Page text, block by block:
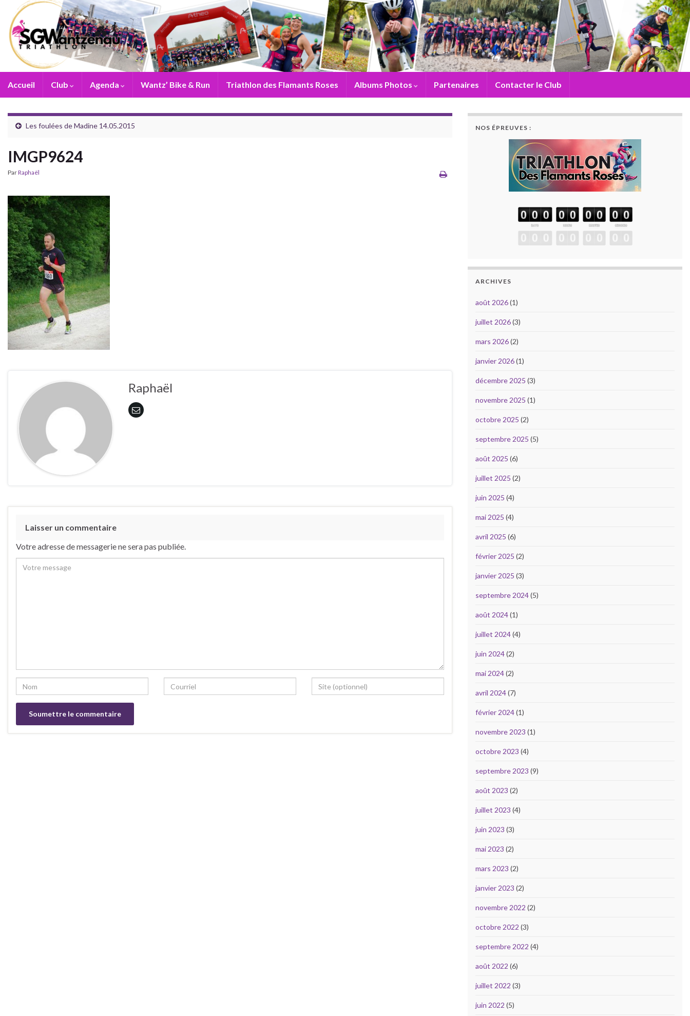
Accueil Club Agenda Wantz’ Bike & Run Triathlon des Flamants Roses Albums Photos Partenaires Contacter le Club
Les foulées de Madine 14.05.2015
IMGP9624
ParRaphaël
Raphaël
Laisser un commentaire
Votre adresse de messagerie ne sera pas publiée.
NOS ÉPREUVES :
ARCHIVES
août 2026(1)
juillet 2026(3)
mars 2026(2)
janvier 2026(1)
décembre 2025 (3)
novembre 2025 (1)
octobre 2025 (2)
septembre 2025 (5)
août 2025 (6)
juillet 2025 (2)
juin 2025 (4)
mai 2025 (4)
avril 2025 (6)
février 2025 (2)
janvier 2025 (3)
septembre 2024(5)
août 2024(1)
juillet 2024(4)
juin 2024(2)
mai 2024(2)
avril 2024(7)
février 2024(1)
novembre 2023 (1)
octobre 2023 (4)
septembre 2023 (9)
août 2023 (2)
juillet 2023 (4)
juin 2023 (3)
mai 2023 (2)
mars 2023 (2)
janvier 2023 (2)
novembre 2022 (2)
octobre 2022 (3)
septembre 2022 (4)
août 2022 (6)
juillet 2022 (3)
juin 2022 (5)